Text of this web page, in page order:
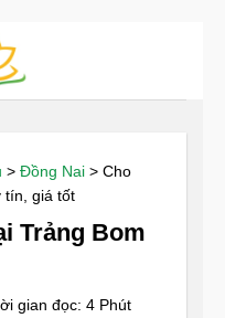
> Đồng Nai > Cho
tín, giá tốt
Trảng Bom
gian đọc: 4 Phút